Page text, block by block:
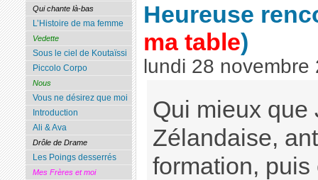
Heureuse
ma table)
lundi 28 novembre
Qui mieux que
Zélandaise,
formation,
Qui chante là-bas
L’Histoire de ma femme
Vedette
Sous le ciel de Koutaïssi
Piccolo Corpo
Nous
Vous ne désirez que moi
Introduction
Ali & Ava
Drôle de Drame
Les Poings desserrés
Mes Frères et moi